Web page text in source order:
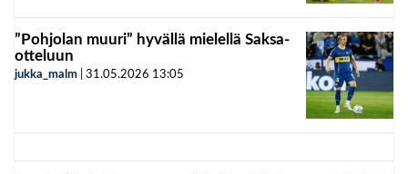
”Pohjolan muuri” hyvällä mielellä Saksa-
otteluun
jukka_malm 31.05.2026 13:05